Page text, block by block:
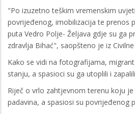
"Po izuzetno teškim vremenskim
povrijeđenog, imobilizacija te prenos
puta Vedro Polje- Željava gdje su ga
zdravlja Bihać", saopšteno je iz
Kako se vidi na fotografijama,
stanju, a spasioci su ga utoplili i
Riječ o vrlo zahtjevnom terenu koju
padavina, a spasiosi su povrijeđenog